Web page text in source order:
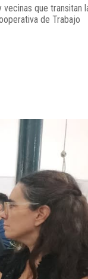
vecinas que transitan
de Trabajo